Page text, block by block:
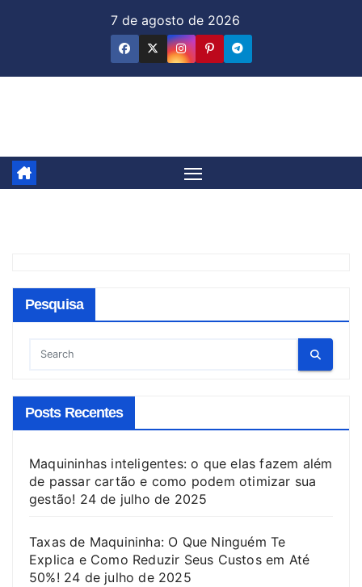
7 de agosto de 2026
Pesquisa
Posts Recentes
Maquininhas inteligentes: o que elas fazem além
de passar cartão e como podem otimizar sua
gestão! 24 de julho de 2025
Taxas de Maquininha: O Que Ninguém Te
Explica e Como Reduzir Seus Custos em Até
50%! 24 de julho de 2025